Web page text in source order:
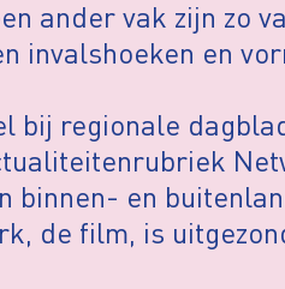
ander vak zijn zo
invalshoeken en
bij regionale
binnen- en
de film, is